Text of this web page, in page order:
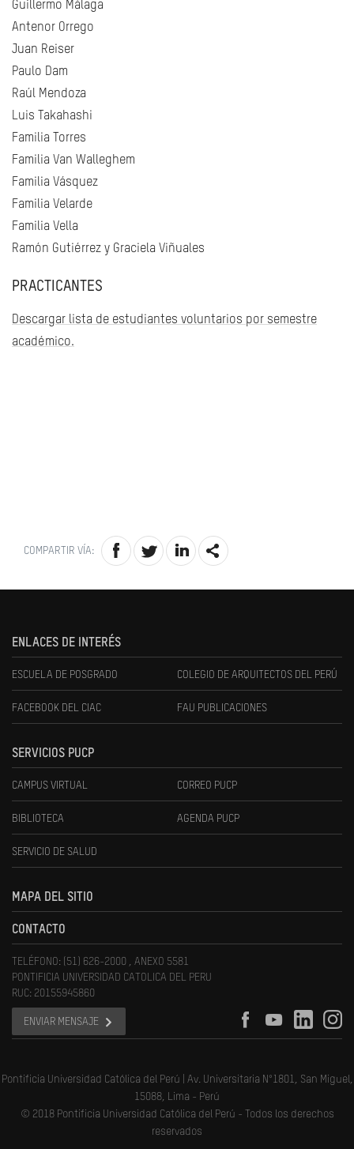
Guillermo Málaga
Antenor Orrego
Juan Reiser
Paulo Dam
Raúl Mendoza
Luis Takahashi
Familia Torres
Familia Van Walleghem
Familia Vásquez
Familia Velarde
Familia Vella
Ramón Gutiérrez y Graciela Viñuales
PRACTICANTES
Descargar lista de estudiantes voluntarios por semestre
académico.
COMPARTIR VÍA:
ENLACES DE INTERÉS
ESCUELA DE POSGRADO COLEGIO DE ARQUITECTOS DEL PERÚ
FACEBOOK DEL CIAC FAU PUBLICACIONES
SERVICIOS PUCP
CAMPUS VIRTUAL CORREO PUCP
BIBLIOTECA AGENDA PUCP
SERVICIO DE SALUD
MAPA DEL SITIO
CONTACTO
TELÉFONO: (51) 626-2000 , ANEXO 5581
PONTIFICIA UNIVERSIDAD CATOLICA DEL PERU
RUC: 20155945860
ENVIAR MENSAJE
Pontificia Universidad Católica del Perú | Av. Universitaria N°1801, San Miguel,
15088, Lima - Perú
© 2018 Pontificia Universidad Católica del Perú - Todos los derechos
reservados